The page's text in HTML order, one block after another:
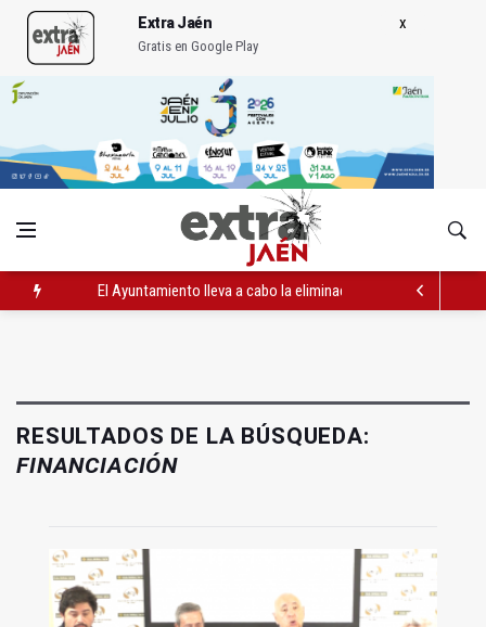
Extra Jaén
Gratis en Google Play
El Ayuntamiento lleva a cabo la eliminación de grafitis en el
La Junta amplia la alerta por listeria en Granada, Jaén y Sevilla
RESULTADOS DE LA BÚSQUEDA:
FINANCIACIÓN